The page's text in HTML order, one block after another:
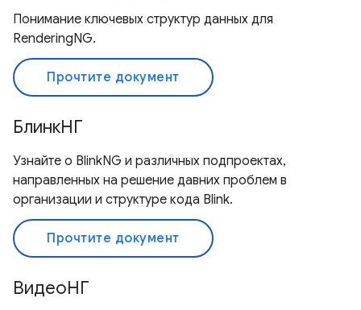
Понимание ключевых структур данных для
RenderingNG.
Прочтите документ
БлинкНГ
Узнайте о BlinkNG и различных подпроектах,
направленных на решение давних проблем в
организации и структуре кода Blink.
Прочтите документ
ВидеоНГ